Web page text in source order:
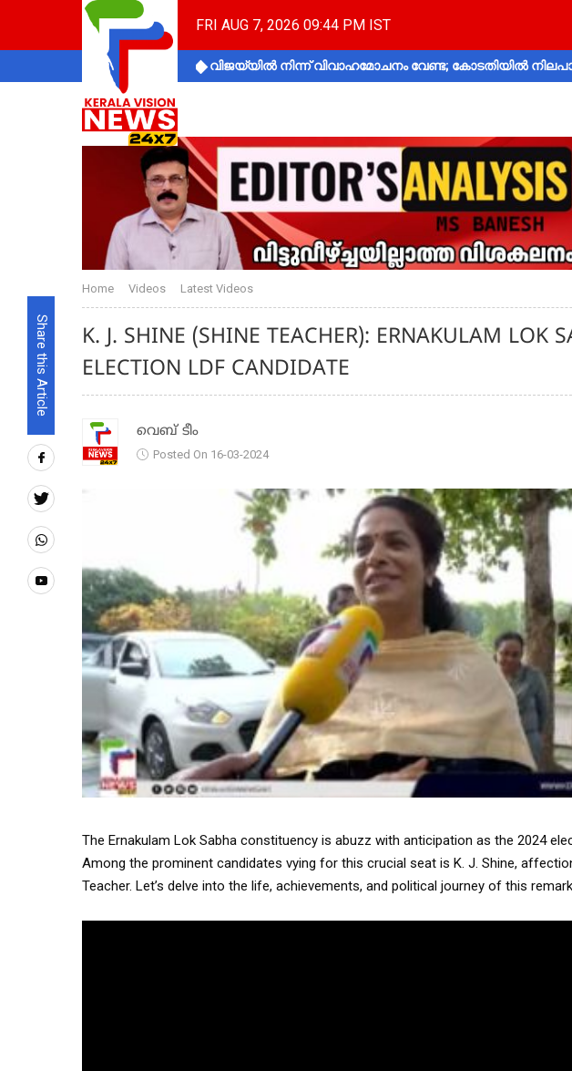
FRI AUG 7, 2026 09:44 PM IST
വിജയ്‌യിൽ നിന്ന് വിവാഹമോചനം വേണ്ട; കോടതിയിൽ
Share this Article
Home Videos Latest Videos
K. J. SHINE (SHINE TEACHER): ERNAKULAM LOK
ELECTION LDF CANDIDATE
വെബ് ടീം
Posted On 16-03-2024
The Ernakulam Lok Sabha constituency is abuzz with anticipation as the 2024
Among the prominent candidates vying for this crucial seat is K. J. Shine,
Teacher. Let’s delve into the life, achievements, and political journey of this